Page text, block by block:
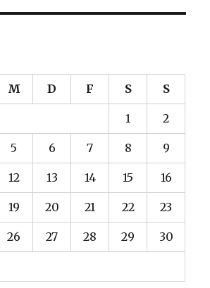
M D F S S
1 2
5 6 7 8 9
12 13 14 15 16
19 20 21 22 23
26 27 28 29 30